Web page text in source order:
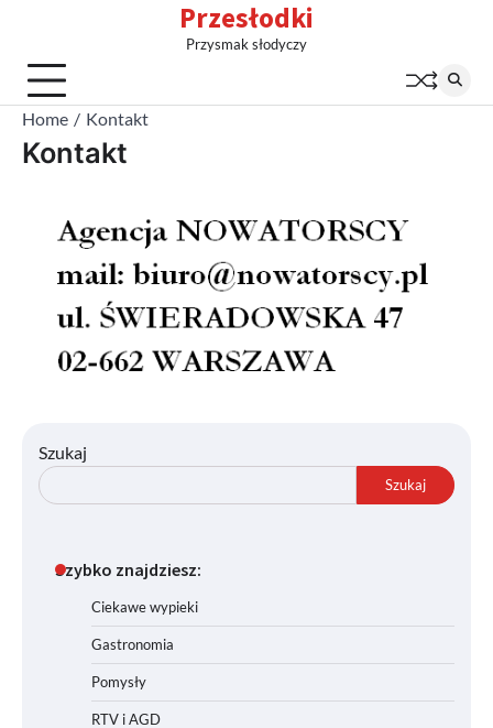
content
Przesłodki
Przysmak słodyczy
Home Kontakt
Kontakt
Szukaj
Szukaj
Szybko znajdziesz:
Ciekawe wypieki
Gastronomia
Pomysły
RTV i AGD